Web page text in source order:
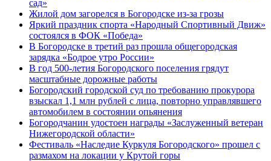
сад»
Жилой дом загорелся в Богородске из-за грозы
Яркий праздник спорта «Народный Спортивный Движ»
состоялся в ФОК «Победа»
В Богородске в третий раз прошла общегородская
зарядка «Бодрое утро России»
В год 500-летия Богородского поселения грядут
масштабные дорожные работы
️Богородский городской суд по требованию прокурора
взыскал 1,1 млн рублей с лица, повторно управлявшего
автомобилем в состоянии опьянения
Богородчанин удостоен награды «Заслуженный ветеран
Нижегородской области»
Фестиваль «Наследие Куркуля Богородского» прошел с
размахом на локации у Крутой горы